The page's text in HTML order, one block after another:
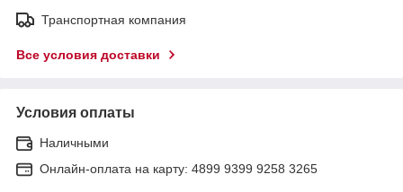
Транспортная компания
Все условия доставки
Условия оплаты
Наличными
Онлайн-оплата на карту: 4899 9399 9258 3265